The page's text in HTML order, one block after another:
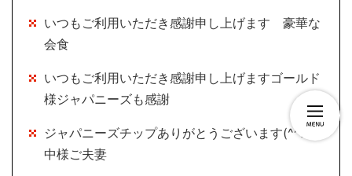
いつもご利用いただき感謝申し上げます 豪華な
会食
いつもご利用いただき感謝申し上げますゴールド
様ジャパニーズも感謝
ジャパニーズチップありがとうございます(^^♪田
中様ご夫妻